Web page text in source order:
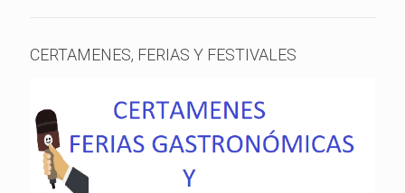
CERTAMENES, FERIAS Y FESTIVALES